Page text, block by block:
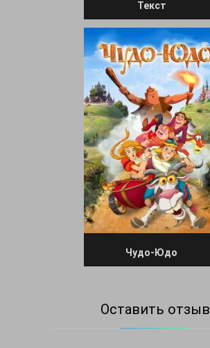
Текст
Чудо-Юдо
Оставить отзыв